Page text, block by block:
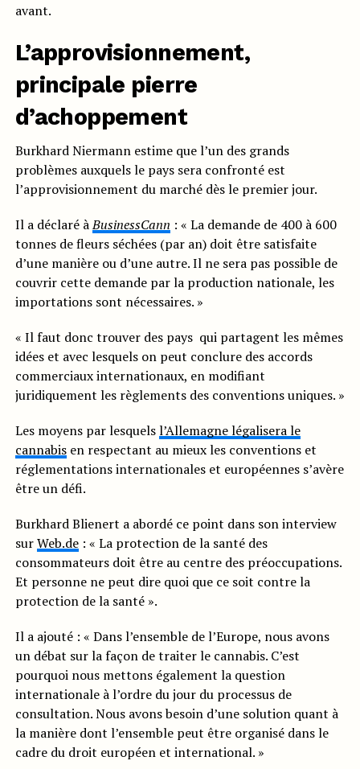
avant.
L’approvisionnement,
principale pierre
d’achoppement
Burkhard Niermann estime que l’un des grands
problèmes auxquels le pays sera confronté est
l’approvisionnement du marché dès le premier jour.
Il a déclaré àBusinessCann : « La demande de 400 à 600
tonnes de fleurs séchées (par an) doit être satisfaite
d’une manière ou d’une autre. Il ne sera pas possible de
couvrir cette demande par la production nationale, les
importations sont nécessaires. »
« Il faut donc trouver des pays qui partagent les mêmes
idées et avec lesquels on peut conclure des accords
commerciaux internationaux, en modifiant
juridiquement les règlements des conventions uniques. »
Les moyens par lesquelsl’Allemagne légalisera le
cannabisen respectant au mieux les conventions et
réglementations internationales et européennes s’avère
être un défi.
Burkhard Blienert a abordé ce point dans son interview
surWeb.de: « La protection de la santé des
consommateurs doit être au centre des préoccupations.
Et personne ne peut dire quoi que ce soit contre la
protection de la santé ».
Il a ajouté : « Dans l’ensemble de l’Europe, nous avons
un débat sur la façon de traiter le cannabis. C’est
pourquoi nous mettons également la question
internationale à l’ordre du jour du processus de
consultation. Nous avons besoin d’une solution quant à
la manière dont l’ensemble peut être organisé dans le
cadre du droit européen et international. »